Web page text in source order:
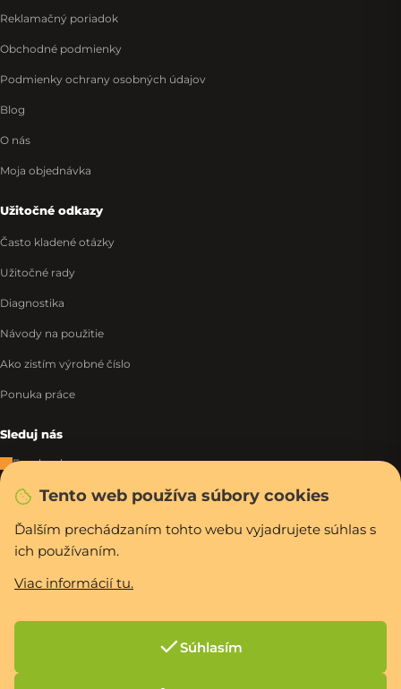
Tento web používa súbory cookies
Ďalším prechádzaním tohto webu vyjadrujete súhlas s
ich používaním.
Viac informácií tu.
Súhlasím
Reklamačný poriadok
Obchodné podmienky
Podmienky ochrany osobných údajov
Blog
O nás
Moja objednávka
Užitočné odkazy
Často kladené otázky
Užitočné rady
Diagnostika
Návody na použitie
Ako zistím výrobné číslo
Ponuka práce
Sleduj nás
Facebook
Instagram
Tiktok
WhatsApp